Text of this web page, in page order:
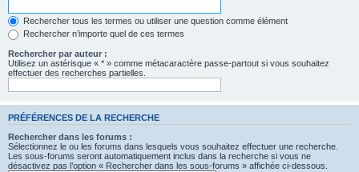
Rechercher tous les termes ou utiliser une question comme élément
Rechercher n’importe quel de ces termes
Rechercher par auteur :
Utilisez un astérisque « * » comme métacaractère passe-partout si vous souhaitez
effectuer des recherches partielles.
PRÉFÉRENCES DE LA RECHERCHE
Rechercher dans les forums :
Sélectionnez le ou les forums dans lesquels vous souhaitez effectuer une recherche.
Les sous-forums seront automatiquement inclus dans la recherche si vous ne
désactivez pas l’option « Rechercher dans les sous-forums » affichée ci-dessous.